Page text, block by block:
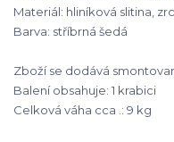
Materiál: hliníková slitina,
Barva: stříbrná šedá
Zboží se dodává
Balení obsahuje: 1 krabici
Celková váha cca .: 9 kg